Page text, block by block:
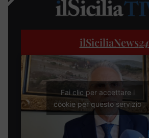
ilSiciliaNews24
Fai clic per accettare i
cookie per questo servizio